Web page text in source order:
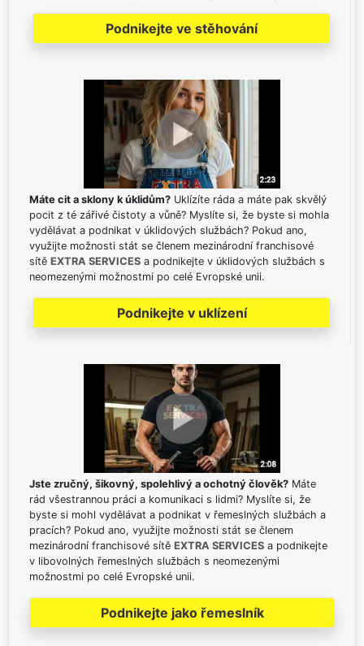
Podnikejte ve stěhování
Máte cit a sklony k úklidům? Uklízíte ráda a máte pak skvělý
pocit z té zářivé čistoty a vůně? Myslíte si, že byste si mohla
vydělávat a podnikat v úklidových službách? Pokud ano,
využijte možnosti stát se členem mezinárodní franchisové
sítě EXTRA SERVICES a podnikejte v úklidových službách s
neomezenými možnostmi po celé Evropské unii.
Podnikejte v uklízení
Jste zručný, šikovný, spolehlivý a ochotný člověk? Máte
rád všestrannou práci a komunikaci s lidmi? Myslíte si, že
byste si mohl vydělávat a podnikat v řemeslných službách a
pracích? Pokud ano, využijte možnosti stát se členem
mezinárodní franchisové sítě EXTRA SERVICES a podnikejte
v libovolných řemeslných službách s neomezenými
možnostmi po celé Evropské unii.
Podnikejte jako řemeslník